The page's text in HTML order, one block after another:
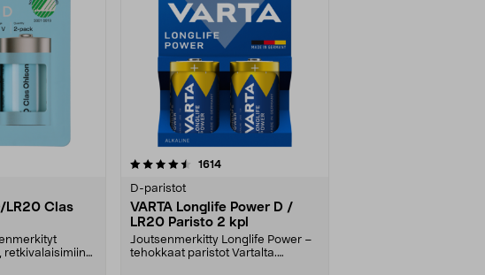
LR20 Clas
retkivalaisimiin
1614arvostelut
D-paristot
VARTA Longlife Power D /
LR20 Paristo 2 kpl
Joutsenmerkitty Longlife Power –
tehokkaat paristot Vartalta.